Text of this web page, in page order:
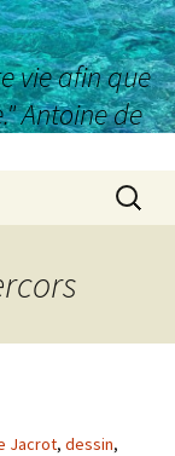
vie afin que
Antoine de
Jacrot, dessin,